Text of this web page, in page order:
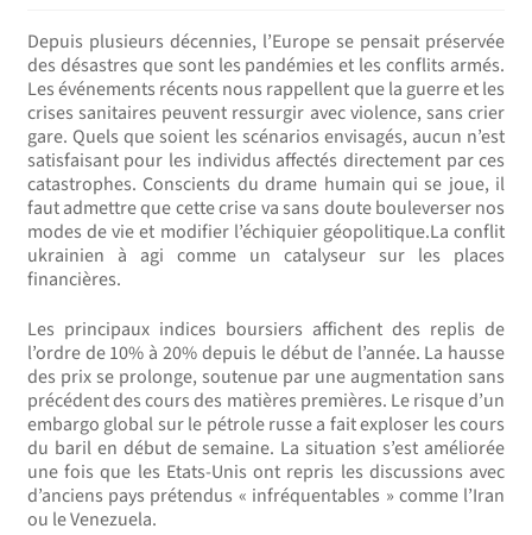
menu
enfant
Depuis plusieurs décennies, l’Europe se pensait préservée
des désastres que sont les pandémies et les conflits armés.
Les événements récents nous rappellent que la guerre et les
crises sanitaires peuvent ressurgir avec violence, sans crier
gare. Quels que soient les scénarios envisagés, aucun n’est
satisfaisant pour les individus affectés directement par ces
catastrophes. Conscients du drame humain qui se joue, il
faut admettre que cette crise va sans doute bouleverser nos
modes de vie et modifier l’échiquier géopolitique.La conflit
ukrainien à agi comme un catalyseur sur les places
financières.
Les principaux indices boursiers affichent des replis de
l’ordre de 10% à 20% depuis le début de l’année. La hausse
des prix se prolonge, soutenue par une augmentation sans
précédent des cours des matières premières. Le risque d’un
embargo global sur le pétrole russe a fait exploser les cours
du baril en début de semaine. La situation s’est améliorée
une fois que les Etats-Unis ont repris les discussions avec
d’anciens pays prétendus « infréquentables » comme l’Iran
ou le Venezuela.